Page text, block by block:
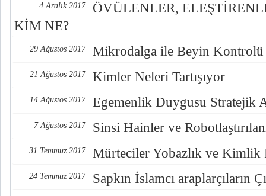
4 Aralık 2017
ÖVÜLENLER,
KİM NE?
29 Ağustos 2017 Mikrodalga ile Beyin Kontrolü
21 Ağustos 2017 Kimler Neleri Tartışıyor
14 Ağustos 2017 Egemenlik Duygusu Stratejik
7 Ağustos 2017 Sinsi Hainler ve
31 Temmuz 2017 Mürteciler Yobazlık ve Kimlik
24 Temmuz 2017 Sapkın İslamcı araplarçıların